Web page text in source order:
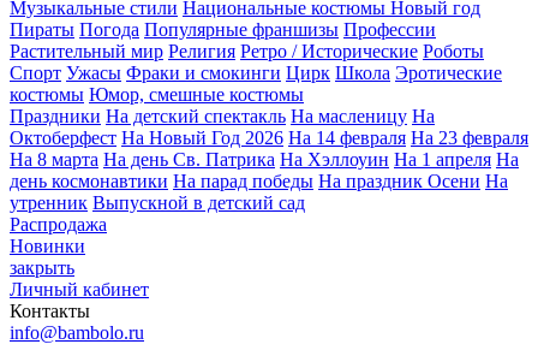
Музыкальные стили Национальные костюмы Новый год
Пираты Погода Популярные франшизы Профессии
Растительный мир Религия Ретро / Исторические Роботы
Спорт Ужасы Фраки и смокинги Цирк Школа Эротические
костюмы Юмор, смешные костюмы
Праздники На детский спектакль На масленицу На
Октоберфест На Новый Год 2026 На 14 февраля На 23 февраля
На 8 марта На день Св. Патрика На Хэллоуин На 1 апреля На
день космонавтики На парад победы На праздник Осени На
утренник Выпускной в детский сад
Распродажа
Новинки
закрыть
Личный кабинет
Контакты
info@bambolo.ru